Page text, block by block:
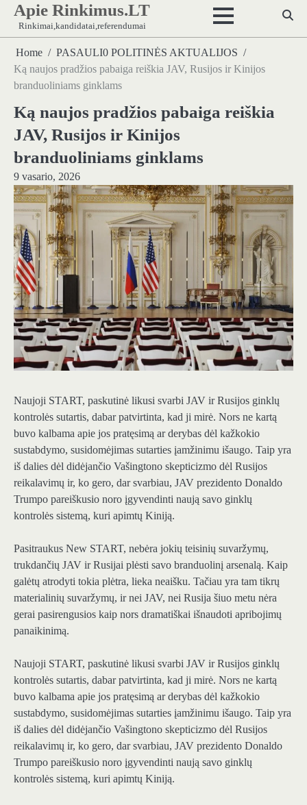
Skip
content
Apie Rinkimus.LT
Rinkimai,kandidatai,referendumai
Home
PASAULI0 POLITINĖS AKTUALIJOS
Ką naujos pradžios pabaiga reiškia JAV, Rusijos ir Kinijos
branduoliniams ginklams
Ką naujos pradžios pabaiga reiškia
JAV, Rusijos ir Kinijos
branduoliniams ginklams
9 vasario, 2026
Naujoji START, paskutinė likusi svarbi JAV ir Rusijos ginklų
kontrolės sutartis, dabar patvirtinta, kad ji mirė. Nors ne kartą
buvo kalbama apie jos pratęsimą ar derybas dėl kažkokio
sustabdymo, susidomėjimas sutarties įamžinimu išaugo. Taip yra
iš dalies dėl didėjančio Vašingtono skepticizmo dėl Rusijos
reikalavimų ir, ko gero, dar svarbiau, JAV prezidento Donaldo
Trumpo pareiškusio noro įgyvendinti naują savo ginklų
kontrolės sistemą, kuri apimtų Kiniją.
Pasitraukus New START, nebėra jokių teisinių suvaržymų,
trukdančių JAV ir Rusijai plėsti savo branduolinį arsenalą. Kaip
galėtų atrodyti tokia plėtra, lieka neaišku. Tačiau yra tam tikrų
materialinių suvaržymų, ir nei JAV, nei Rusija šiuo metu nėra
gerai pasirengusios kaip nors dramatiškai išnaudoti apribojimų
panaikinimą.
Naujoji START, paskutinė likusi svarbi JAV ir Rusijos ginklų
kontrolės sutartis, dabar patvirtinta, kad ji mirė. Nors ne kartą
buvo kalbama apie jos pratęsimą ar derybas dėl kažkokio
sustabdymo, susidomėjimas sutarties įamžinimu išaugo. Taip yra
iš dalies dėl didėjančio Vašingtono skepticizmo dėl Rusijos
reikalavimų ir, ko gero, dar svarbiau, JAV prezidento Donaldo
Trumpo pareiškusio noro įgyvendinti naują savo ginklų
kontrolės sistemą, kuri apimtų Kiniją.